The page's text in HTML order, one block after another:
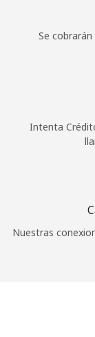
Se
Intenta
Nuestras